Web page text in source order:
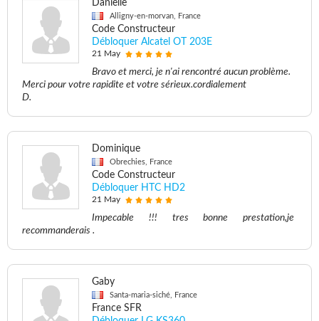
Danielle
Alligny-en-morvan, France
Code Constructeur
Débloquer Alcatel OT 203E
21 May
Bravo et merci, je n'ai rencontré aucun problème.
Merci pour votre rapidite et votre sérieux.cordialement
D.
Dominique
Obrechies, France
Code Constructeur
Débloquer HTC HD2
21 May
Impecable !!! tres bonne prestation,je
recommanderais .
Gaby
Santa-maria-siché, France
France SFR